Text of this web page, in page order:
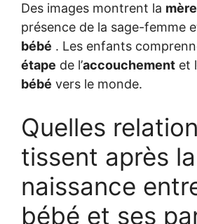
Des images montrent la mère
présence de la sage-femme
bébé . Les enfants
étape de l’accouchement et
bébé vers le monde.
Quelles
tissent après la
naissance
bébé et ses